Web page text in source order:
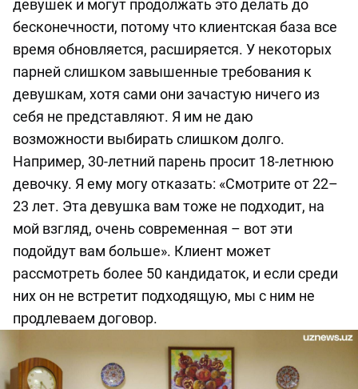
девушек и могут продолжать это делать до
бесконечности, потому что клиентская база все
время обновляется, расширяется. У некоторых
парней слишком завышенные требования к
девушкам, хотя сами они зачастую ничего из
себя не представляют. Я им не даю
возможности выбирать слишком долго.
Например, 30-летний парень просит 18-летнюю
девочку. Я ему могу отказать: «Смотрите от 22–
23 лет. Эта девушка вам тоже не подходит, на
мой взгляд, очень современная – вот эти
подойдут вам больше». Клиент может
рассмотреть более 50 кандидаток, и если среди
них он не встретит подходящую, мы с ним не
продлеваем договор.